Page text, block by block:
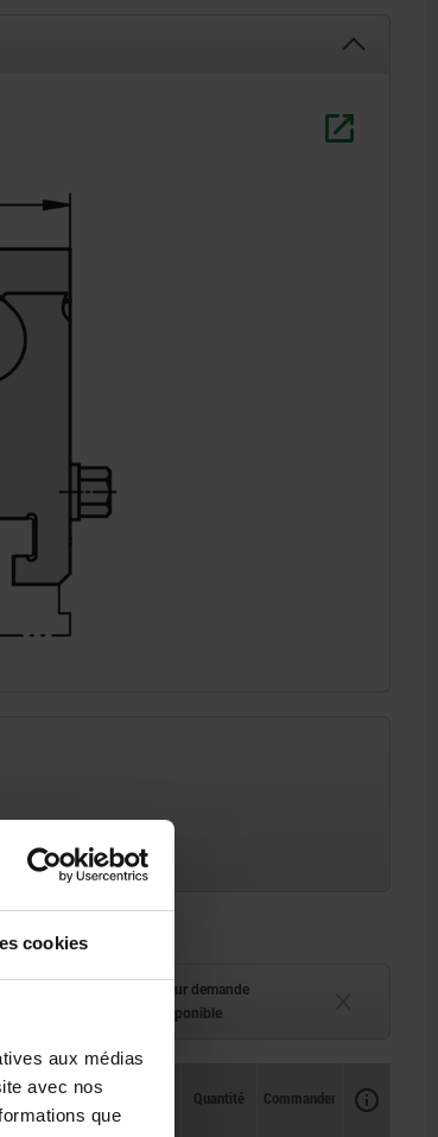
cookies
aux médias
avec nos
que
Délai de livraison sur demande
Actuellement indisponible
Disponibilité
Prix
Quantité Commander